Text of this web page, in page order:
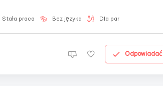
Stała praca Bez języka Dla par
Odpowiadać